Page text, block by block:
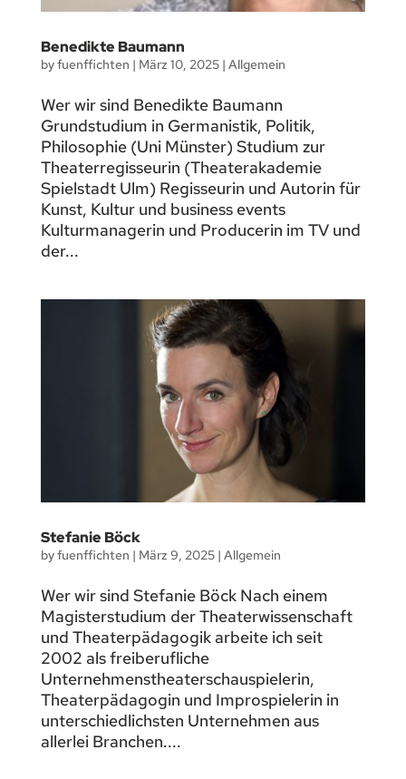
Benedikte Baumann
byfuenffichten | März 10, 2025| Allgemein
Wer wir sind Benedikte Baumann
Grundstudium in Germanistik, Politik,
Philosophie (Uni Münster) Studium zur
Theaterregisseurin (Theaterakademie
Spielstadt Ulm) Regisseurin und Autorin für
Kunst, Kultur und business events
Kulturmanagerin und Producerin im TV und
der...
Stefanie Böck
byfuenffichten | März 9, 2025| Allgemein
Wer wir sind Stefanie Böck Nach einem
Magisterstudium der Theaterwissenschaft
und Theaterpädagogik arbeite ich seit
2002 als freiberufliche
Unternehmenstheaterschauspielerin,
Theaterpädagogin und Improspielerin in
unterschiedlichsten Unternehmen aus
allerlei Branchen....